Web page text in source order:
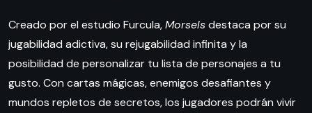
Creado por el estudio Furcula,Morselsdestaca por su
jugabilidad adictiva, su rejugabilidad infinita y la
posibilidad de personalizar tu lista de personajes a tu
gusto. Con cartas mágicas, enemigos desafiantes y
mundos repletos de secretos, los jugadores podrán vivir